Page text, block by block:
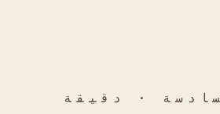
· دقيقة